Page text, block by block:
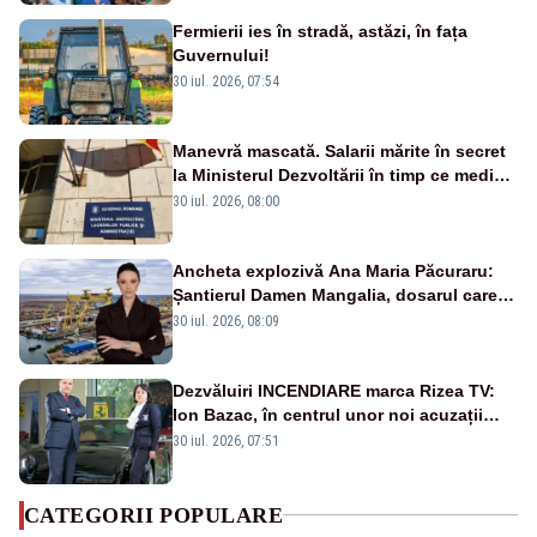
Fermierii ies în stradă, astăzi, în fața
Guvernului!
30 iul. 2026, 07:54
Manevră mascată. Salarii mărite în secret
la Ministerul Dezvoltării în timp ce medicii
ies în stradă
30 iul. 2026, 08:00
Ancheta explozivă Ana Maria Păcuraru:
Șantierul Damen Mangalia, dosarul care
scufundă apărarea României
30 iul. 2026, 08:09
Dezvăluiri INCENDIARE marca Rizea TV:
Ion Bazac, în centrul unor noi acuzații
publice
30 iul. 2026, 07:51
CATEGORII POPULARE